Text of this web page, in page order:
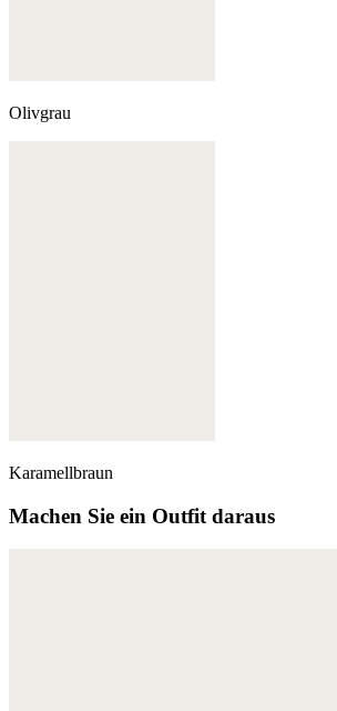
Olivgrau
Karamellbraun
Machen Sie ein Outfit daraus